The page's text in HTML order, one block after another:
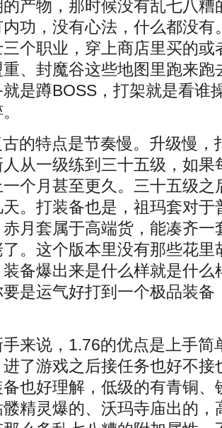
产物，那时候没有乱七八糟
功，没有心法，什么都没有
个职业，穿上商店里买的或
、封魔谷这些地图里跑来跑
是蹲BOSS，打架就是看谁
特点是节奏慢。升级慢，
从一级练到三十五级，如果
个月甚至更久。三十五级之
。打装备也是，祖玛套对于
月套属于高端货，能凑齐一
。这个版本里没有那些花里
备爆出来是什么样就是什么
是运气好打到一个极品装备
说，1.76的优点是上手简
了游戏之后接任务也好不接
也好理解，低级的有青铜、
精灵爆的、沃玛寺庙出的，